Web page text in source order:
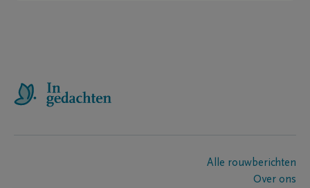
Alle rouwberichten
Over ons